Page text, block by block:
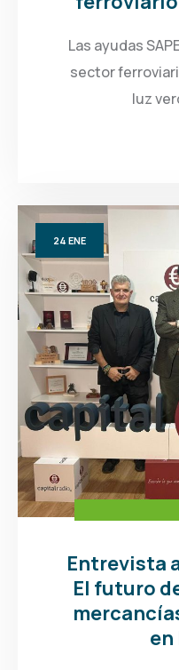
Las ayudas
sector
luz
24 ENE
Entrevista
El futuro
en